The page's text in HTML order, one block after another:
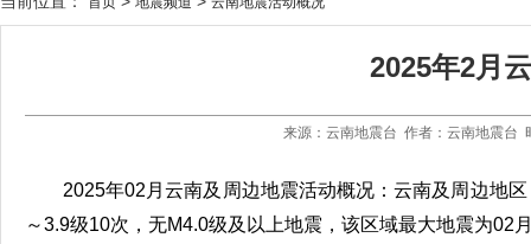
2025年2月
来源：云南地震台 作者：云南地震台
2025年02月云南及周边地震活动概况：云南及周边地
～3.9级10次，无M4.0级及以上地震，该区域最大地震为